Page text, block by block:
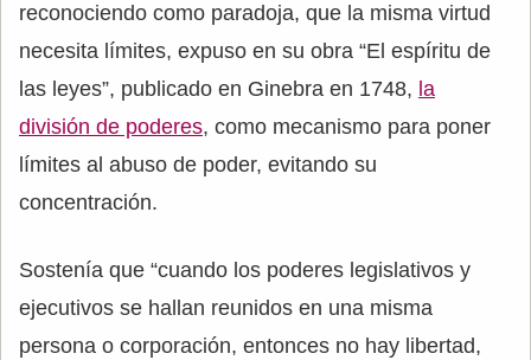
reconociendo como paradoja, que la misma virtud
necesita límites, expuso en su obra “El espíritu de
las leyes”, publicado en Ginebra en 1748, la
división de poderes, como mecanismo para poner
límites al abuso de poder, evitando su
concentración.
Sostenía que “cuando los poderes legislativos y
ejecutivos se hallan reunidos en una misma
persona o corporación, entonces no hay libertad,